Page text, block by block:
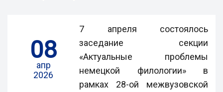
08
апр
2026
7 апреля состоялось
заседание секции
«Актуальные проблемы
немецкой филологии» в
рамках 28-ой межвузовской